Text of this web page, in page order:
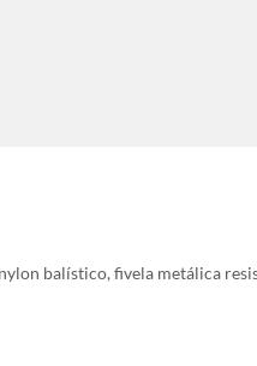
balístico, fivela metálica